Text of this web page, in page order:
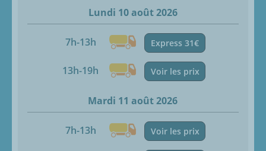
Lundi 10 août 2026
7h-13h Express 31€
13h-19h Voir les prix
Mardi 11 août 2026
7h-13h Voir les prix